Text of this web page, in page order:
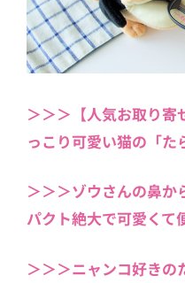
＞＞＞【人気お取り寄
っこり可愛い猫の「た
＞＞＞ゾウさんの鼻か
パクト絶大で可愛くて
＞＞＞ニャンコ好きの